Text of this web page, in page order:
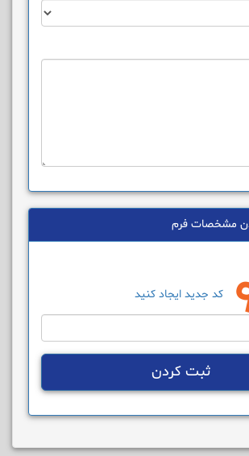
مشخصات فرم
کد جدید ایجاد کنید
ثبت کردن